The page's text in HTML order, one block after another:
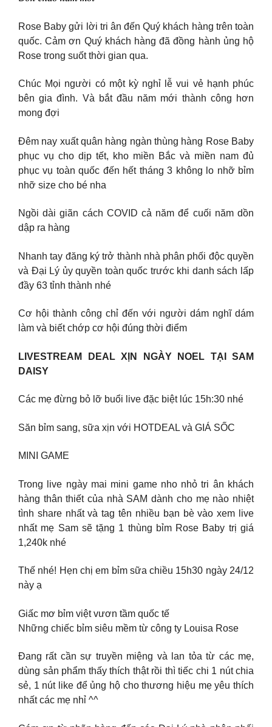
Rose Baby gửi lời tri ân đến Quý khách hàng trên toàn
quốc. Cảm ơn Quý khách hàng đã đồng hành ủng hộ
Rose trong suốt thời gian qua.
Chúc Mọi người có một kỳ nghỉ lễ vui vẻ hạnh phúc
bên gia đình. Và bắt đầu năm mới thành công hơn
mong đợi
Đêm nay xuất quân hàng ngàn thùng hàng Rose Baby
phục vụ cho dịp tết, kho miền Bắc và miền nam đủ
phục vụ toàn quốc đến hết tháng 3 không lo nhỡ bỉm
nhỡ size cho bé nha
Ngồi dài giãn cách COVID cả năm để cuối năm dồn
dập ra hàng
Nhanh tay đăng ký trở thành nhà phân phối độc quyền
và Đại Lý ủy quyền toàn quốc trước khi danh sách lấp
đầy 63 tỉnh thành nhé
Cơ hội thành công chỉ đến với người dám nghĩ dám
làm và biết chớp cơ hội đúng thời điểm
LIVESTREAM DEAL XỊN NGÀY NOEL TẠI SAM
DAISY
Các mẹ đừng bỏ lỡ buổi live đặc biệt lúc 15h:30 nhé
Săn bỉm sang, sữa xịn với HOTDEAL và GIÁ SỐC
MINI GAME
Trong live ngày mai mini game nho nhỏ tri ân khách
hàng thân thiết của nhà SAM dành cho mẹ nào nhiệt
tình share nhất và tag tên nhiều bạn bè vào xem live
nhất mẹ Sam sẽ tặng 1 thùng bỉm Rose Baby trị giá
1,240k nhé
Thế nhé! Hẹn chị em bỉm sữa chiều 15h30 ngày 24/12
này ạ
Giấc mơ bỉm việt vươn tầm quốc tế
Những chiếc bỉm siêu mềm từ công ty Louisa Rose
Đang rất cần sự truyền miệng và lan tỏa từ các mẹ,
dùng sản phẩm thấy thích thật rồi thì tiếc chi 1 nút chia
sẻ, 1 nút like để ủng hộ cho thương hiệu mẹ yêu thích
nhất các mẹ nhỉ ^^